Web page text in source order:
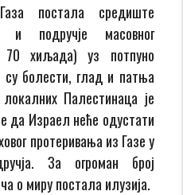
постала средиште
и подручје масовног
хиљада) уз потпуно
су болести, глад и патња
Палестинаца је
да Израел неће одустати
протеривања из Газе у
За огроман број
о миру постала илузија.